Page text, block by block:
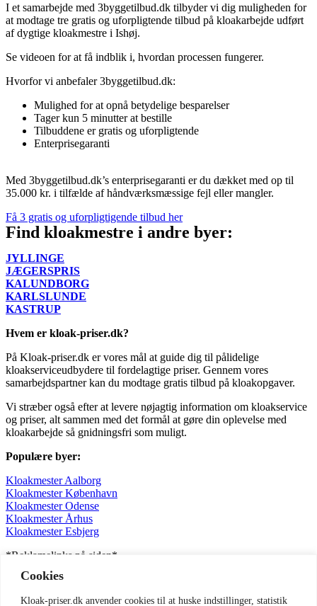
Cookies
Kloak-priser.dk anvender cookies til at huske indstillinger, statistik
I et samarbejde med 3byggetilbud.dk tilbyder vi dig muligheden for
at modtage tre gratis og uforpligtende tilbud på kloakarbejde udført
af dygtige kloakmestre i Ishøj.
Se videoen for at få indblik i, hvordan processen fungerer.
Hvorfor vi anbefaler 3byggetilbud.dk:
Mulighed for at opnå betydelige besparelser
Tager kun 5 minutter at bestille
Tilbuddene er gratis og uforpligtende
Enterprisegaranti
Med 3byggetilbud.dk’s enterprisegaranti er du dækket med op til
35.000 kr. i tilfælde af håndværksmæssige fejl eller mangler.
Få 3 gratis og uforpligtigende tilbud her
Find kloakmestre i andre byer:
JYLLINGE
JÆGERSPRIS
KALUNDBORG
KARLSLUNDE
KASTRUP
Hvem er kloak-priser.dk?
På Kloak-priser.dk er vores mål at guide dig til pålidelige
kloakserviceudbydere til fordelagtige priser. Gennem vores
samarbejdspartner kan du modtage gratis tilbud på kloakopgaver.
Vi stræber også efter at levere nøjagtig information om kloakservice
og priser, alt sammen med det formål at gøre din oplevelse med
kloakarbejde så gnidningsfri som muligt.
Populære byer:
Kloakmester Aalborg
Kloakmester København
Kloakmester Odense
Kloakmester Århus
Kloakmester Esbjerg
*Reklamelinks på siden*
Information:
FRS Media